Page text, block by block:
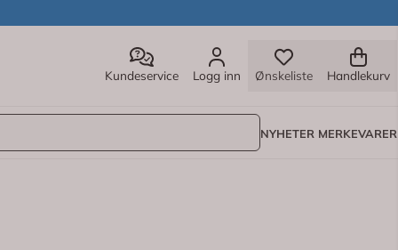
Kundeservice Logg inn Ønskeliste Handlekurv
NYHETER MERKEVARER